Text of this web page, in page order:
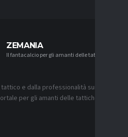
ZEMANIA
Il fantacalcio per gli amanti delle tattiche
e dalla professionalità sui
per gli amanti delle tattiche